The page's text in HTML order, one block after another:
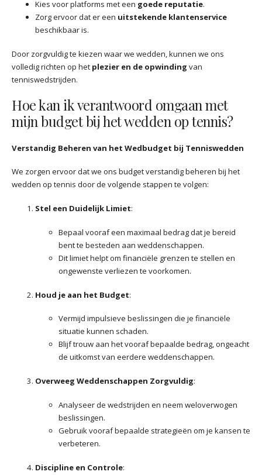
Kies voor platforms met een goede reputatie.
Zorg ervoor dat er een uitstekende klantenservice
beschikbaar is.
Door zorgvuldig te kiezen waar we wedden, kunnen we ons
volledig richten op het plezier en de opwinding van
tenniswedstrijden.
Hoe kan ik verantwoord omgaan met
mijn budget bij het wedden op tennis?
Verstandig Beheren van het Wedbudget bij Tenniswedden
We zorgen ervoor dat we ons budget verstandig beheren bij het
wedden op tennis door de volgende stappen te volgen:
Stel een Duidelijk Limiet:
Bepaal vooraf een maximaal bedrag dat je bereid
bent te besteden aan weddenschappen.
Dit limiet helpt om financiële grenzen te stellen en
ongewenste verliezen te voorkomen.
Houd je aan het Budget:
Vermijd impulsieve beslissingen die je financiële
situatie kunnen schaden.
Blijf trouw aan het vooraf bepaalde bedrag, ongeacht
de uitkomst van eerdere weddenschappen.
Overweeg Weddenschappen Zorgvuldig:
Analyseer de wedstrijden en neem weloverwogen
beslissingen.
Gebruik vooraf bepaalde strategieën om je kansen te
verbeteren.
Discipline en Controle: